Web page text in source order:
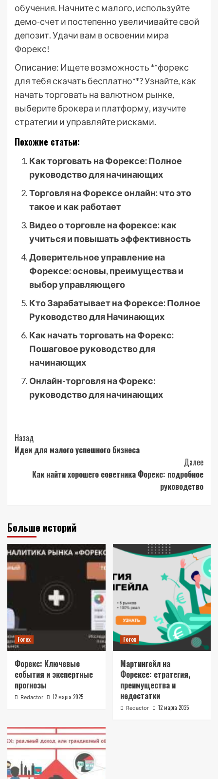
обучения. Начните с малого, используйте
демо-счет и постепенно увеличивайте свой
депозит. Удачи вам в освоении мира
Форекс!
Описание: Ищете возможность **форекс
для тебя скачать бесплатно**? Узнайте, как
начать торговать на валютном рынке,
выберите брокера и платформу, изучите
стратегии и управляйте рисками.
Похожие статьи:
Как торговать на Форексе: Полное
руководство для начинающих
Торговля на Форексе онлайн: что это
такое и как работает
Видео о торговле на форексе: как
учиться и повышать эффективность
Доверительное управление на
Форексе: основы, преимущества и
выбор управляющего
Кто Зарабатывает на Форексе: Полное
Руководство для Начинающих
Как начать торговать на Форекс:
Пошаговое руководство для
начинающих
Онлайн-торговля на Форекс:
руководство для начинающих
Post
Navigation
Назад
Идеи для малого успешного бизнеса
Далее
Как найти хорошего советника Форекс: подробное
руководство
Больше историй
Forex
Форекс: Ключевые
события и экспертные
прогнозы
Redactor 12 марта 2025
Forex
Мартингейл на
Форексе: стратегия,
преимущества и
недостатки
Redactor 12 марта 2025